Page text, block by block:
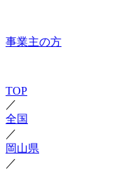
事業主の方
TOP
／
全国
／
岡山県
／